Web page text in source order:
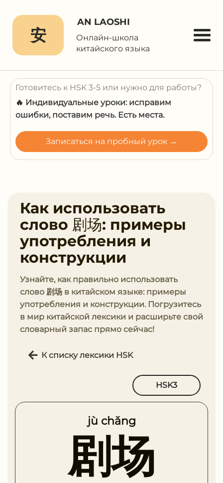
安
AN LAOSHI
Онлайн-школа
китайского языка
Готовитесь к HSK 3-5 или нужно для работы?
🔥 Индивидуальные уроки: исправим
ошибки, поставим речь. Есть места.
Записаться на пробный урок →
Как использовать
слово 剧场: примеры
употребления и
конструкции
Узнайте, как правильно использовать
слово 剧场 в китайском языке: примеры
употребления и конструкции. Погрузитесь
в мир китайской лексики и расширьте свой
словарный запас прямо сейчас!
К списку лексики HSK
HSK3
jù chǎng
剧场